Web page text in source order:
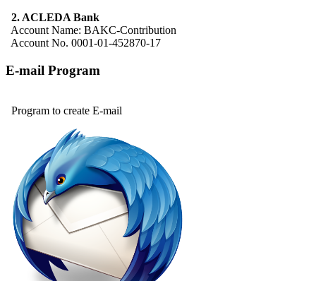
2. ACLEDA Bank
Account Name: BAKC-Contribution
Account No. 0001-01-452870-17
E-mail Program
Program to create E-mail